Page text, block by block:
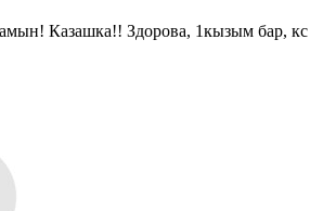
Казашка!! Здорова, 1кызым бар, кс